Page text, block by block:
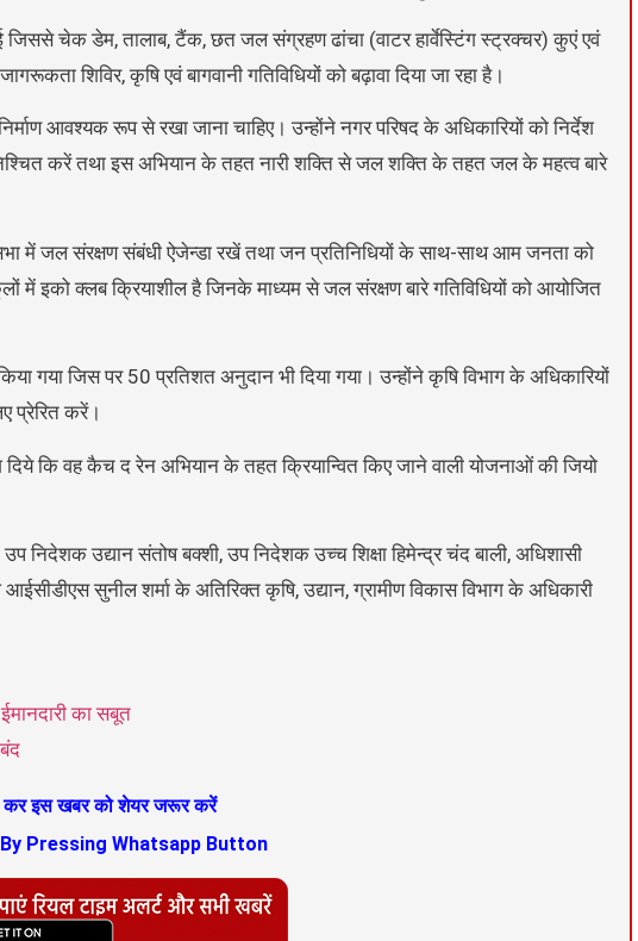
चेक डेम, तालाब, टैंक, छत जल संग्रहण ढांचा (वाटर हार्वेस्टिंग स्ट्रक्चर) कुएं एवं
शिविर, कृषि एवं बागवानी गतिविधियों को बढ़ावा दिया जा रहा है।
आवश्यक रूप से रखा जाना चाहिए। उन्होंने नगर परिषद के अधिकारियों को निर्देश
करें तथा इस अभियान के तहत नारी शक्ति से जल शक्ति के तहत जल के महत्व बारे
सभा में जल संरक्षण संबंधी ऐजेन्डा रखें तथा जन प्रतिनिधियों के साथ-साथ आम जनता को
इको क्लब क्रियाशील है जिनके माध्यम से जल संरक्षण बारे गतिविधियों को आयोजित
गया जिस पर 50 प्रतिशत अनुदान भी दिया गया। उन्होंने कृषि विभाग के अधिकारियों
प्रेरित करें।
दिये कि वह कैच द रेन अभियान के तहत क्रियान्वित किए जाने वाली योजनाओं की जियो
निदेशक उद्यान संतोष बक्शी, उप निदेशक उच्च शिक्षा हिमेन्द्र चंद बाली, अधिशासी
सुनील शर्मा के अतिरिक्त कृषि, उद्यान, ग्रामीण विकास विभाग के अधिकारी
का सबूत
कर इस खबर को शेयर जरूर करें
Pressing Whatsapp Button